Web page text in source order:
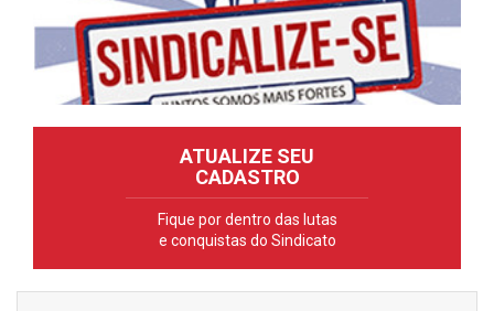
ATUALIZE SEU
CADASTRO
Fique por dentro das lutas
e conquistas do Sindicato